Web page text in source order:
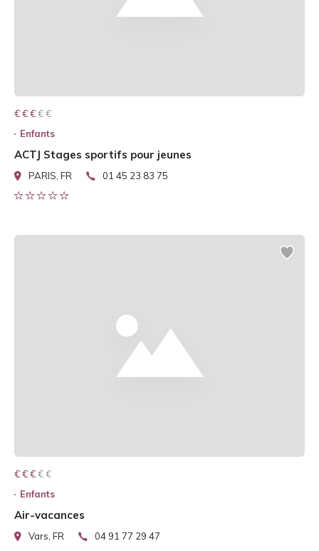
€ € € € €
€ € €
Enfants
ACTJ Stages sportifs pour jeunes
PARIS, FR 01 45 23 83 75
€ € € € €
€ € €
Enfants
Air-vacances
Vars, FR 04 91 77 29 47